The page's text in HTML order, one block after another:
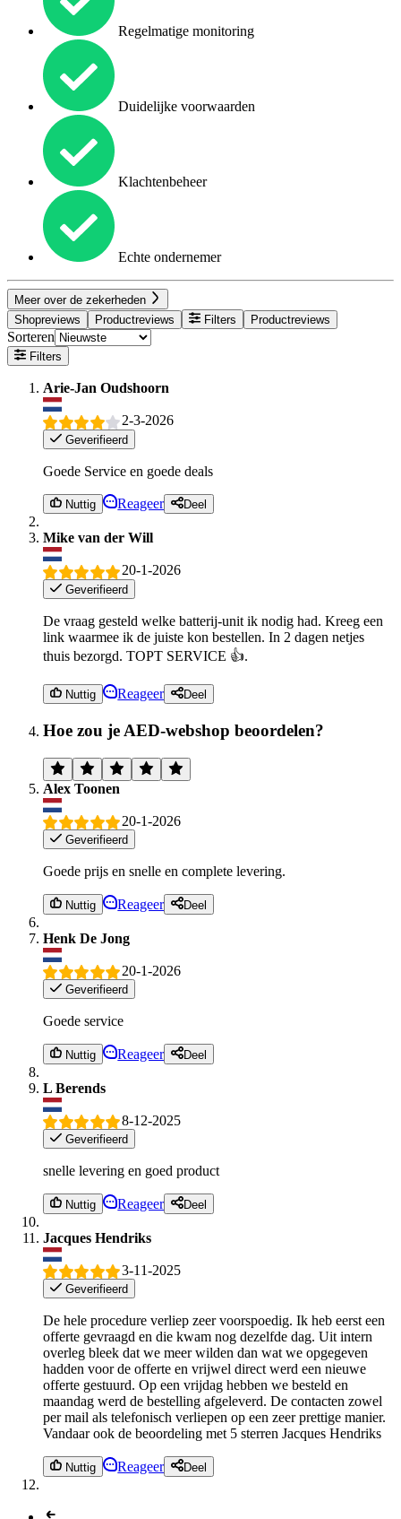
Regelmatige monitoring
Duidelijke voorwaarden
Klachtenbeheer
Echte ondernemer
Meer over de zekerheden
Shopreviews
Productreviews Filters Productreviews
Sorteren
Filters
Arie-Jan Oudshoorn
2-3-2026
Geverifieerd
Goede Service en goede deals
Nuttig Reageer Deel
Mike van der Will
20-1-2026
Geverifieerd
De vraag gesteld welke batterij-unit ik nodig had. Kreeg een
link waarmee ik de juiste kon bestellen. In 2 dagen netjes
thuis bezorgd. TOPT SERVICE 👍.
Nuttig Reageer Deel
Hoe zou je AED-webshop beoordelen?
Alex Toonen
20-1-2026
Geverifieerd
Goede prijs en snelle en complete levering.
Nuttig Reageer Deel
Henk De Jong
20-1-2026
Geverifieerd
Goede service
Nuttig Reageer Deel
L Berends
8-12-2025
Geverifieerd
snelle levering en goed product
Nuttig Reageer Deel
Jacques Hendriks
3-11-2025
Geverifieerd
De hele procedure verliep zeer voorspoedig. Ik heb eerst een
offerte gevraagd en die kwam nog dezelfde dag. Uit intern
overleg bleek dat we meer wilden dan wat we opgegeven
hadden voor de offerte en vrijwel direct werd een nieuwe
offerte gestuurd. Op een vrijdag hebben we besteld en
maandag werd de bestelling afgeleverd. De contacten zowel
per mail als telefonisch verliepen op een zeer prettige manier.
Vandaar ook de beoordeling met 5 sterren Jacques Hendriks
Nuttig Reageer Deel